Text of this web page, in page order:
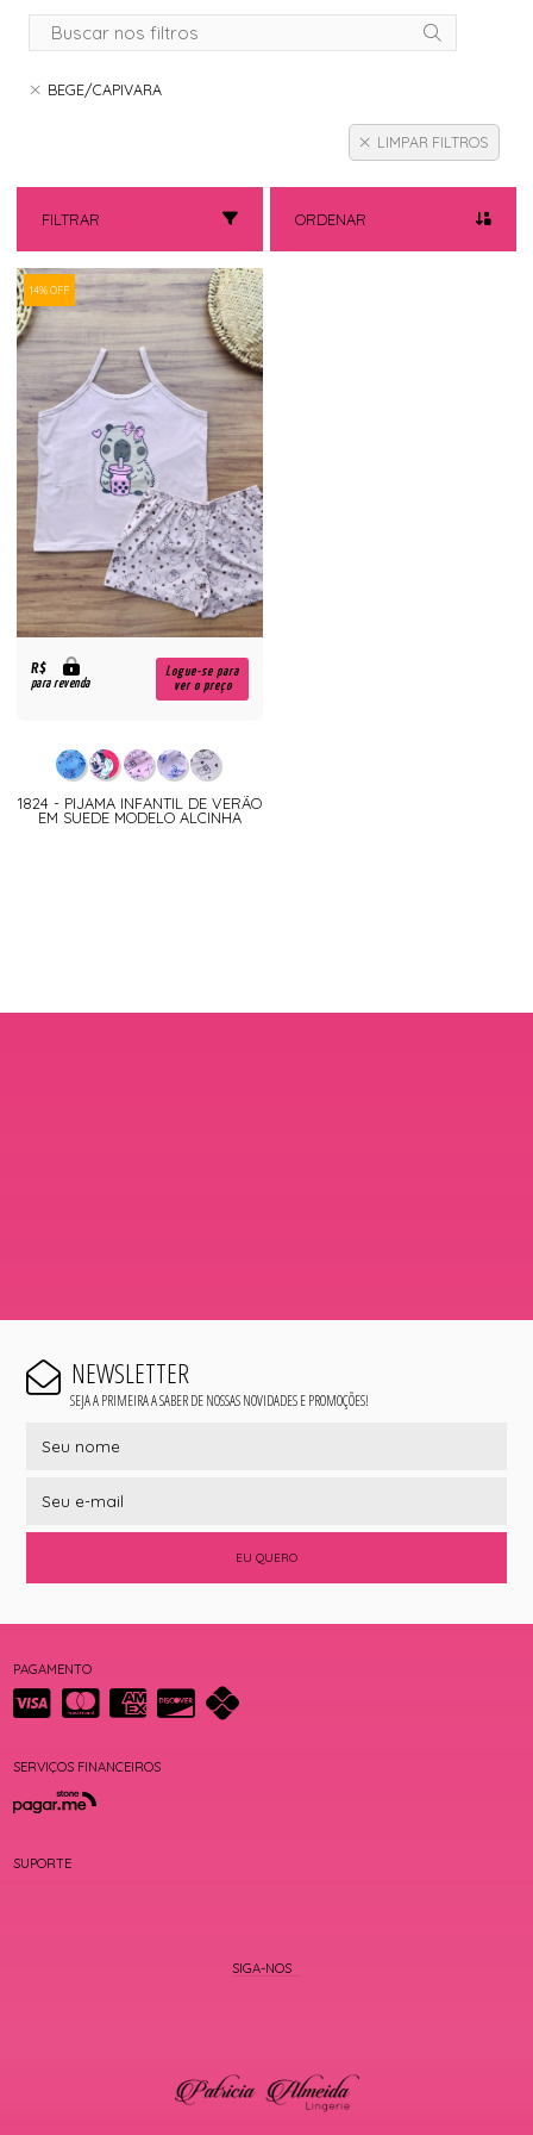
BEGE/CAPIVARA
LIMPAR FILTROS
FILTRAR ORDENAR
14% OFF
R$
para revenda
Logue-se para
ver o preço
1824 - PIJAMA INFANTIL DE VERÃO
EM SUEDE MODELO ALCINHA
NEWSLETTER
SEJA A PRIMEIRA A SABER DE NOSSAS NOVIDADES E PROMOÇÕES!
EU QUERO
PAGAMENTO
SERVIÇOS FINANCEIROS
SUPORTE